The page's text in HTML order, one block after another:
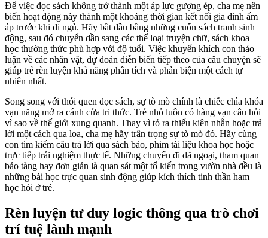
Để việc đọc sách không trở thành một áp lực gượng ép, cha mẹ nên
biến hoạt động này thành một khoảng thời gian kết nối gia đình ấm
áp trước khi đi ngủ. Hãy bắt đầu bằng những cuốn sách tranh sinh
động, sau đó chuyển dần sang các thể loại truyện chữ, sách khoa
học thường thức phù hợp với độ tuổi. Việc khuyến khích con thảo
luận về các nhân vật, dự đoán diễn biến tiếp theo của câu chuyện sẽ
giúp trẻ rèn luyện khả năng phân tích và phản biện một cách tự
nhiên nhất.
Song song với thói quen đọc sách, sự tò mò chính là chiếc chìa khóa
vạn năng mở ra cánh cửa tri thức. Trẻ nhỏ luôn có hàng vạn câu hỏi
vì sao về thế giới xung quanh. Thay vì tỏ ra thiếu kiên nhẫn hoặc trả
lời một cách qua loa, cha mẹ hãy trân trọng sự tò mò đó. Hãy cùng
con tìm kiếm câu trả lời qua sách báo, phim tài liệu khoa học hoặc
trực tiếp trải nghiệm thực tế. Những chuyến đi dã ngoại, tham quan
bảo tàng hay đơn giản là quan sát một tổ kiến trong vườn nhà đều là
những bài học trực quan sinh động giúp kích thích tinh thần ham
học hỏi ở trẻ.
Rèn luyện tư duy logic thông qua trò chơi
trí tuệ lành mạnh